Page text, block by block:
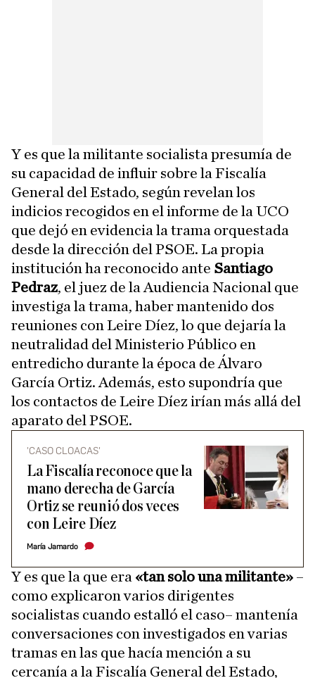
Y es que la militante socialista presumía de
su capacidad de influir sobre la Fiscalía
General del Estado, según revelan los
indicios recogidos en el informe de la UCO
que dejó en evidencia la trama orquestada
desde la dirección del PSOE. La propia
institución ha reconocido ante Santiago
Pedraz, el juez de la Audiencia Nacional que
investiga la trama, haber mantenido dos
reuniones con Leire Díez, lo que dejaría la
neutralidad del Ministerio Público en
entredicho durante la época de Álvaro
García Ortiz. Además, esto supondría que
los contactos de Leire Díez irían más allá del
aparato del PSOE.
'CASO CLOACAS'
La Fiscalía reconoce que la
mano derecha de García
Ortiz se reunió dos veces
con Leire Díez
María Jamardo
Y es que la que era «tan solo una militante» –
como explicaron varios dirigentes
socialistas cuando estalló el caso– mantenía
conversaciones con investigados en varias
tramas en las que hacía mención a su
cercanía a la Fiscalía General del Estado,